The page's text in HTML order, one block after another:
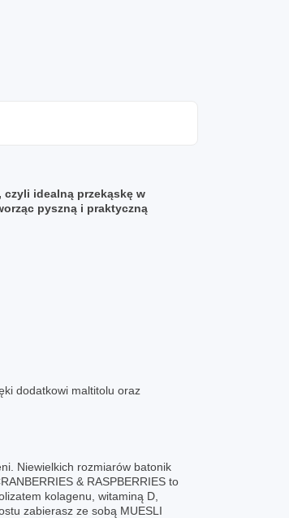
czyli idealną przekąskę w
pyszną i praktyczną
dodatkowi maltitolu oraz
Niewielkich rozmiarów batonik
& RASPBERRIES to
kolagenu, witaminą D,
zabierasz ze sobą MUESLI